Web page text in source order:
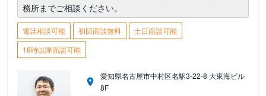
務所までご相談ください。
電話相談可能 初回面談無料
土日面談可能
18時以降面談可能
愛知県名古屋市中村区名駅3-22-8 大東海ビル
8F